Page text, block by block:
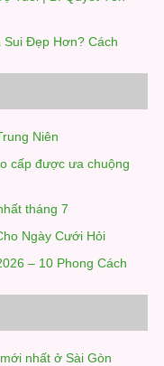
Sui Đẹp Hơn? Cách
Niên
cấp được ưa chuộng
tháng 7
Ngày Cưới Hỏi
– 10 Phong Cách
nhất ở Sài Gòn